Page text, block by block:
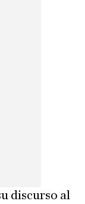
discurso al